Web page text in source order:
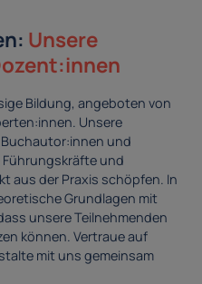
Unsere
Bildung, angeboten von
Unsere
und
und
aus der Praxis schöpfen. In
Grundlagen mit
unsere Teilnehmenden
können. Vertraue auf
mit uns gemeinsam